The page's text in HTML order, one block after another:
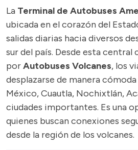
La Terminal de Autobuses
ubicada en el corazón del
salidas diarias hacia diversos
sur del país. Desde esta central
porAutobuses Volcanes, los
desplazarse de manera
México, Cuautla, Nochixtlán,
ciudades importantes. Es una
quienes buscan conexiones
desde la región de los volcanes.